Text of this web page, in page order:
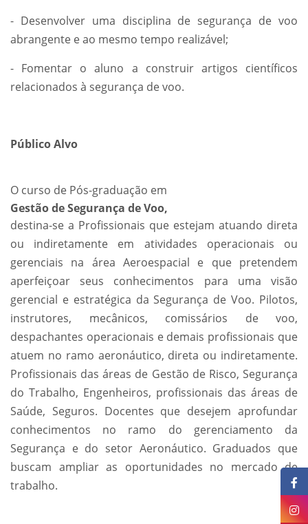
- Desenvolver uma disciplina de segurança de voo
abrangente e ao mesmo tempo realizável;
- Fomentar o aluno a construir artigos científicos
relacionados à segurança de voo.
Público Alvo
O curso de Pós-graduação em
Gestão de Segurança de Voo,
destina-se a Profissionais que estejam atuando direta
ou indiretamente em atividades operacionais ou
gerenciais na área Aeroespacial e que pretendem
aperfeiçoar seus conhecimentos para uma visão
gerencial e estratégica da Segurança de Voo. Pilotos,
instrutores, mecânicos, comissários de voo,
despachantes operacionais e demais profissionais que
atuem no ramo aeronáutico, direta ou indiretamente.
Profissionais das áreas de Gestão de Risco, Segurança
do Trabalho, Engenheiros, profissionais das áreas de
Saúde, Seguros. Docentes que desejem aprofundar
conhecimentos no ramo do gerenciamento da
Segurança e do setor Aeronáutico. Graduados que
buscam ampliar as oportunidades no mercado de
trabalho.